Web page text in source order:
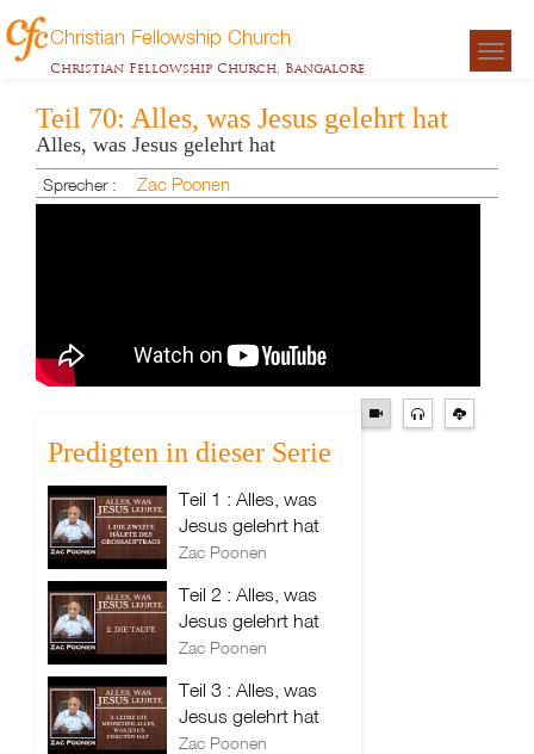
Christian Fellowship Church
Christian Fellowship Church, Bangalore
Teil 70: Alles, was Jesus gelehrt hat
Alles, was Jesus gelehrt hat
Sprecher : Zac Poonen
Predigten in dieser Serie
Teil 1 : Alles, was
Jesus gelehrt hat
Zac Poonen
Teil 2 : Alles, was
Jesus gelehrt hat
Zac Poonen
Teil 3 : Alles, was
Jesus gelehrt hat
Zac Poonen